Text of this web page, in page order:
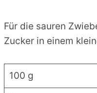
Für die sauren
Zucker in einem
100 g